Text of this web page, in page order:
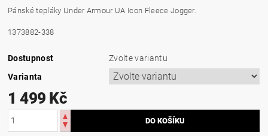
Pánské tepláky Under Armour UA Icon Fleece Jogger.
1373882-338
Dostupnost
Zvolte variantu
Varianta
1 499 Kč